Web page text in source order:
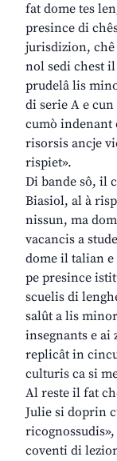
fat dome tes
presince di
jurisdizion, chê
nol sedi chest
prudelâ lis
di serie A e
cumò indenant
risorsis ancje
rispiet».
Di bande sô, il
Biasiol, al à
nissun, ma
vacancis a
dome il talian
pe presince
scuelis di
salût a lis
insegnants e ai
replicât in
culturis ca si
Al reste il fat
Julie si doprin
coventi di